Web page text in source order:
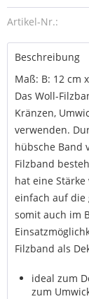
Artikel-Nr.:
Beschreibung
Maß: B: 12 cm
Das Woll-
Kränzen,
verwenden.
hübsche Band
Filzband
hat eine
einfach auf die
somit auch im
Filzband als
ideal zum
zum